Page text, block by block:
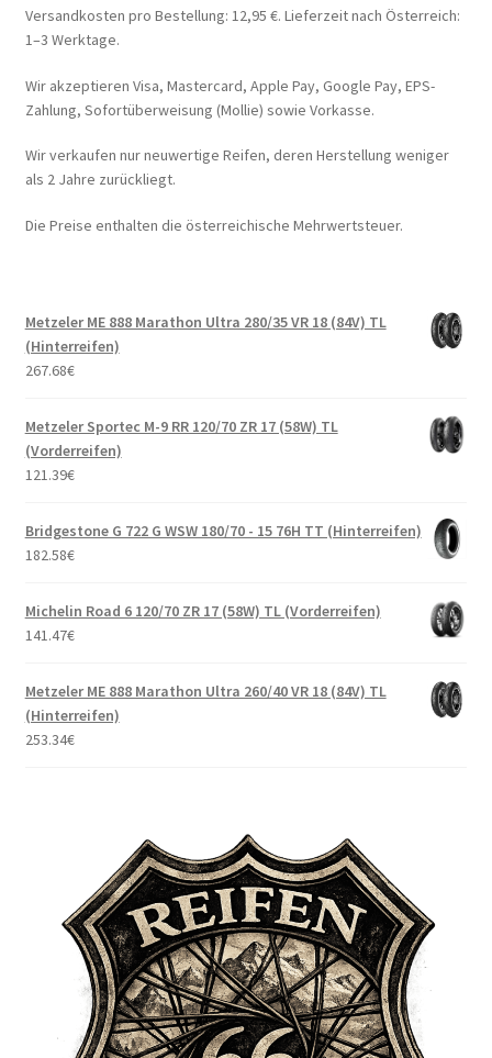
Versandkosten pro Bestellung: 12,95 €. Lieferzeit nach Österreich:
1–3 Werktage.
Wir akzeptieren Visa, Mastercard, Apple Pay, Google Pay, EPS-
Zahlung, Sofortüberweisung (Mollie) sowie Vorkasse.
Wir verkaufen nur neuwertige Reifen, deren Herstellung weniger
als 2 Jahre zurückliegt.
Die Preise enthalten die österreichische Mehrwertsteuer.
Metzeler ME 888 Marathon Ultra 280/35 VR 18 (84V) TL
(Hinterreifen)
267.68€
Metzeler Sportec M-9 RR 120/70 ZR 17 (58W) TL
(Vorderreifen)
121.39€
Bridgestone G 722 G WSW 180/70 - 15 76H TT (Hinterreifen)
182.58€
Michelin Road 6 120/70 ZR 17 (58W) TL (Vorderreifen)
141.47€
Metzeler ME 888 Marathon Ultra 260/40 VR 18 (84V) TL
(Hinterreifen)
253.34€